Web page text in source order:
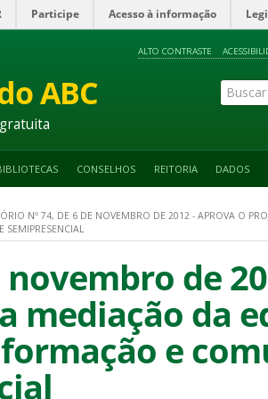
Participe Acesso à informação
ALTO CONTRASTE
ABC
CONSELHOS REITORIA DADOS
Nº 74, DE 6 DE NOVEMBRO DE 2012 - APROVA O
de
mediação da
e